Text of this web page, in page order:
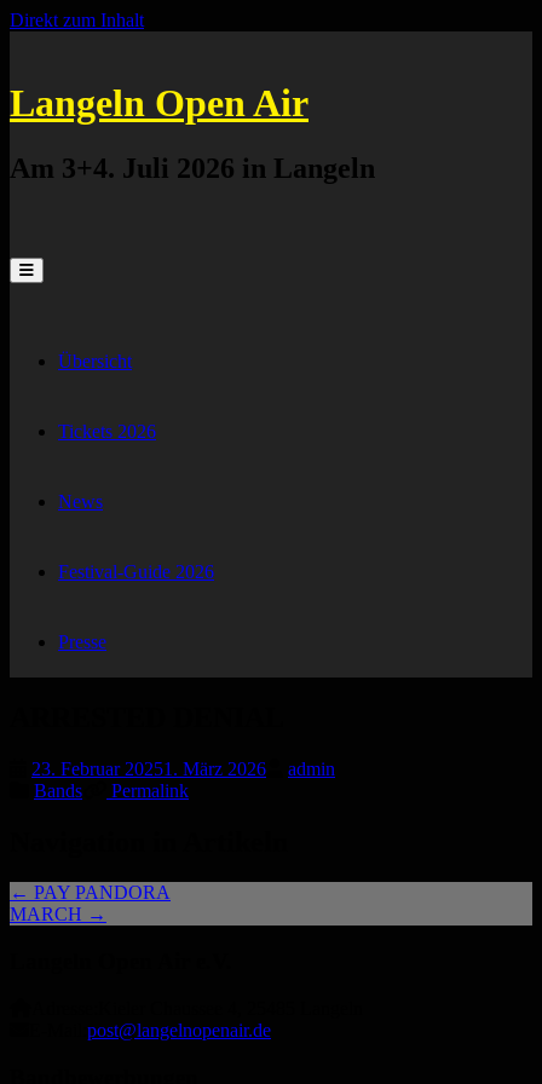
Direkt zum Inhalt
Langeln Open Air
Am 3+4. Juli 2026 in Langeln
Übersicht
Tickets 2026
News
Festival-Guide 2026
Presse
23. Februar 20251. März 2026
admin
Bands
Permalink
← PAY PANDORA
MARCH →
post@langelnopenair.de